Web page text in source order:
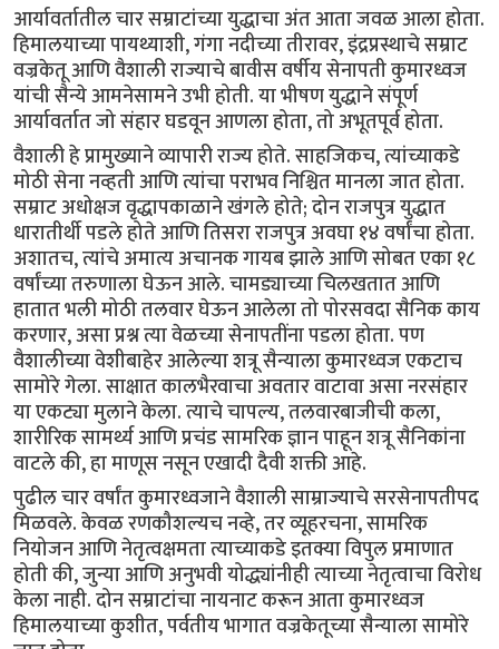
आर्यावर्तातील चार सम्राटांच्या युद्धाचा अंत आता जवळ आला होता.
हिमालयाच्या पायथ्याशी, गंगा नदीच्या तीरावर, इंद्रप्रस्थाचे सम्राट
वज्रकेतू आणि वैशाली राज्याचे बावीस वर्षीय सेनापती कुमारध्वज
यांची सैन्ये आमनेसामने उभी होती. या भीषण युद्धाने संपूर्ण
आर्यावर्तात जो संहार घडवून आणला होता, तो अभूतपूर्व होता.
वैशाली हे प्रामुख्याने व्यापारी राज्य होते. साहजिकच, त्यांच्याकडे
मोठी सेना नव्हती आणि त्यांचा पराभव निश्चित मानला जात होता.
सम्राट अधोक्षज वृद्धापकाळाने खंगले होते; दोन राजपुत्र युद्धात
धारातीर्थी पडले होते आणि तिसरा राजपुत्र अवघा १४ वर्षांचा होता.
अशातच, त्यांचे अमात्य अचानक गायब झाले आणि सोबत एका १८
वर्षांच्या तरुणाला घेऊन आले. चामड्याच्या चिलखतात आणि
हातात भली मोठी तलवार घेऊन आलेला तो पोरसवदा सैनिक काय
करणार, असा प्रश्न त्या वेळच्या सेनापतींना पडला होता. पण
वैशालीच्या वेशीबाहेर आलेल्या शत्रू सैन्याला कुमारध्वज एकटाच
सामोरे गेला. साक्षात कालभैरवाचा अवतार वाटावा असा नरसंहार
या एकट्या मुलाने केला. त्याचे चापल्य, तलवारबाजीची कला,
शारीरिक सामर्थ्य आणि प्रचंड सामरिक ज्ञान पाहून शत्रू सैनिकांना
वाटले की, हा माणूस नसून एखादी दैवी शक्ती आहे.
पुढील चार वर्षांत कुमारध्वजाने वैशाली साम्राज्याचे सरसेनापतीपद
मिळवले. केवळ रणकौशल्यच नव्हे, तर व्यूहरचना, सामरिक
नियोजन आणि नेतृत्वक्षमता त्याच्याकडे इतक्या विपुल प्रमाणात
होती की, जुन्या आणि अनुभवी योद्ध्यांनीही त्याच्या नेतृत्वाचा विरोध
केला नाही. दोन सम्राटांचा नायनाट करून आता कुमारध्वज
हिमालयाच्या कुशीत, पर्वतीय भागात वज्रकेतूच्या सैन्याला सामोरे